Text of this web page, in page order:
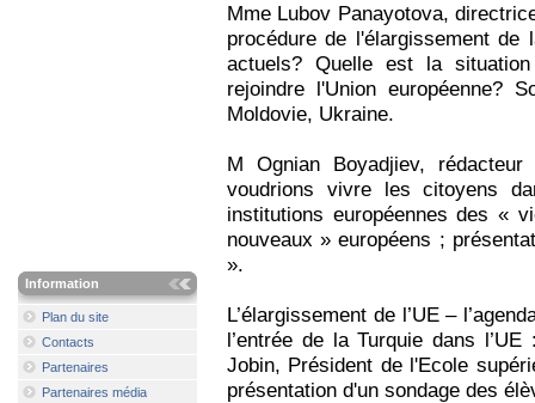
Information
Plan du site
Contacts
Partenaires
Partenaires média
Mme Lubov Panayotova,
procédure de l'élargissement
actuels? Quelle est la
rejoindre l'Union européenne?
Moldovie, Ukraine.
M Ognian Boyadjiev,
voudrions vivre les citoyens
institutions européennes des «
nouveaux » européens ;
».
L’élargissement de l’UE –
l’entrée de la Turquie dans
Jobin, Président de l'Ecole
présentation d'un sondage des